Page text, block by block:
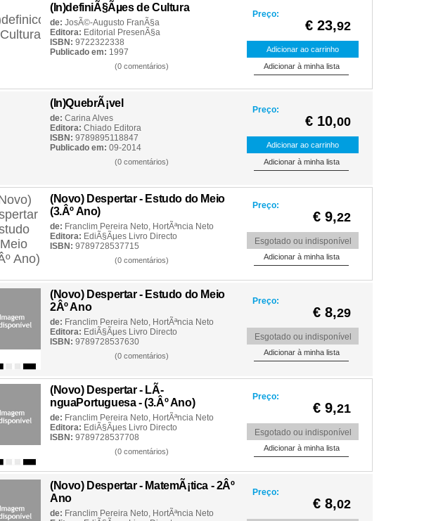
Preço:
€ 23,92
(In)definiÃ§Ãµes de Cultura
de: JosÃ©-Augusto FranÃ§a
Editora: Editorial PresenÃ§a
ISBN: 9722322338
Publicado em: 1997
(0 comentários)
Preço:
€ 10,00
(In)QuebrÃ¡vel
de: Carina Alves
Editora: Chiado Editora
ISBN: 9789895118847
Publicado em: 09-2014
(0 comentários)
Preço:
€ 9,22
Esgotado ou indisponível
(Novo) Despertar - Estudo do Meio
(3.Âº Ano)
de: Franclim Pereira Neto HortÃªncia Neto
Editora: EdiÃ§Ãµes Livro Directo
ISBN: 9789728537715
(0 comentários)
Preço:
€ 8,29
Esgotado ou indisponível
(Novo) Despertar - Estudo do Meio
2Âº Ano
de: Franclim Pereira Neto HortÃªncia Neto
Editora: EdiÃ§Ãµes Livro Directo
ISBN: 9789728537630
(0 comentários)
Preço:
€ 9,21
Esgotado ou indisponível
(Novo) Despertar - LÃ­
nguaPortuguesa - (3.Âº Ano)
de: Franclim Pereira Neto HortÃªncia Neto
Editora: EdiÃ§Ãµes Livro Directo
ISBN: 9789728537708
(0 comentários)
Preço:
€ 8,02
(Novo) Despertar - MatemÃ¡tica - 2Âº
Ano
de: Franclim Pereira Neto HortÃªncia Neto